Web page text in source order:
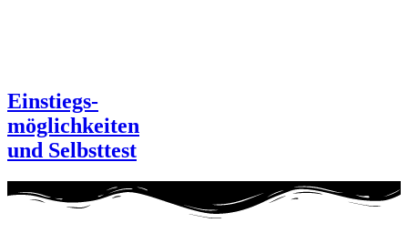
Einstiegs-
möglichkeiten
und Selbsttest